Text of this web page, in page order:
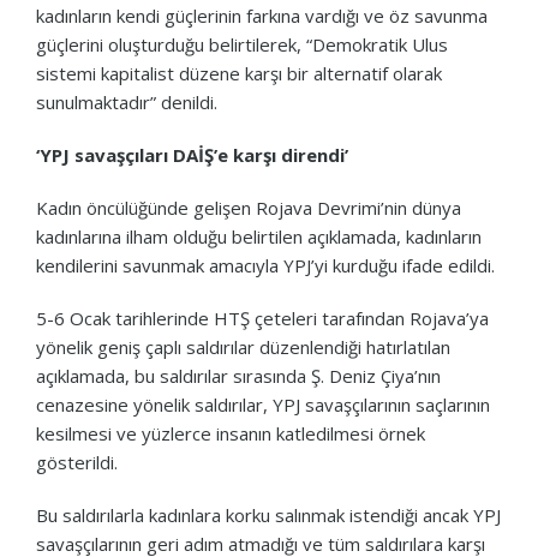
kadınların kendi güçlerinin farkına vardığı ve öz savunma
güçlerini oluşturduğu belirtilerek, “Demokratik Ulus
sistemi kapitalist düzene karşı bir alternatif olarak
sunulmaktadır” denildi.
‘YPJ savaşçıları DAİŞ’e karşı direndi’
Kadın öncülüğünde gelişen Rojava Devrimi’nin dünya
kadınlarına ilham olduğu belirtilen açıklamada, kadınların
kendilerini savunmak amacıyla YPJ’yi kurduğu ifade edildi.
5-6 Ocak tarihlerinde HTŞ çeteleri tarafından Rojava’ya
yönelik geniş çaplı saldırılar düzenlendiği hatırlatılan
açıklamada, bu saldırılar sırasında Ş. Deniz Çiya’nın
cenazesine yönelik saldırılar, YPJ savaşçılarının saçlarının
kesilmesi ve yüzlerce insanın katledilmesi örnek
gösterildi.
Bu saldırılarla kadınlara korku salınmak istendiği ancak YPJ
savaşçılarının geri adım atmadığı ve tüm saldırılara karşı